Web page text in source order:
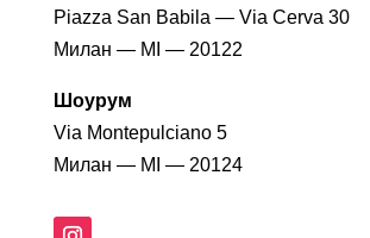
Piazza San Babila — Via Cerva 30
Милан — MI — 20122
Шоурум
Via Montepulciano 5
Милан — MI — 20124